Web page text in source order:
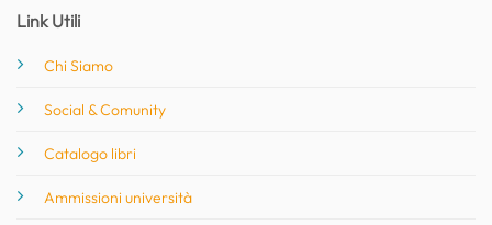
Link Utili
Chi Siamo
Social & Comunity
Catalogo libri
Ammissioni università